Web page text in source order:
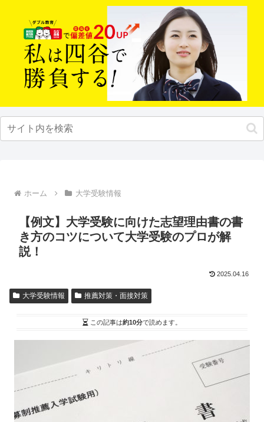
ホーム 大学受験情報
【例文】大学受験に向けた志望理由書の書
き方のコツについて大学受験のプロが解
説！
2025.04.16
大学受験情報 推薦対策・面接対策
この記事は約10分で読めます。